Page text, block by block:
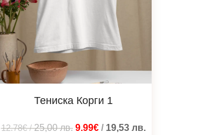
Тениска Корги 1
12.78€/25,00лв. 9.99€/ 19,53 лв.